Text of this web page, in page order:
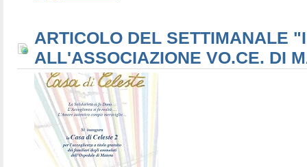
ARTICOLO DEL SETTIMANALE
ALL'ASSOCIAZIONE VO.CE. DI